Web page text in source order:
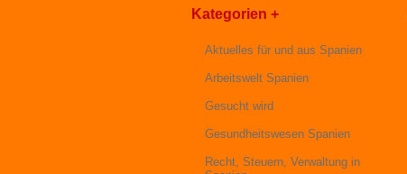
Kategorien +
Aktuelles für und aus Spanien
Arbeitswelt Spanien
Gesucht wird
Gesundheitswesen Spanien
Recht, Steuern, Verwaltung in